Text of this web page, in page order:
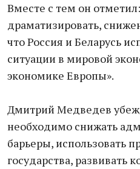
Вместе с тем он
драматизировать,
что Россия и Беларусь
ситуации в мировой
экономике Европы».
Дмитрий Медведев
необходимо снижать
барьеры, использовать
государства, развивать